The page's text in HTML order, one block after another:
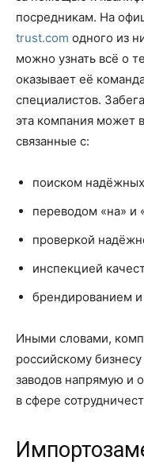
посредникам. На
trust.com одного из
можно узнать всё о
оказывает её
специалистов.
эта компания может
связанные с:
поиском
переводом «на» и
проверкой
инспекцией
брендированием и
Иными словами,
российскому
заводов напрямую и
в сфере